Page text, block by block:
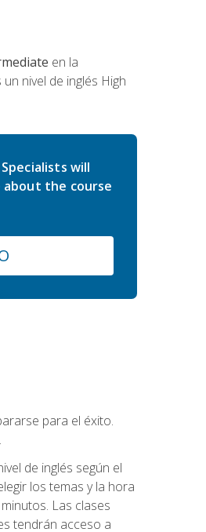
en la
nivel de inglés High
will
about the course
para el éxito.
de inglés según el
los temas y la hora
Las clases
tendrán acceso a